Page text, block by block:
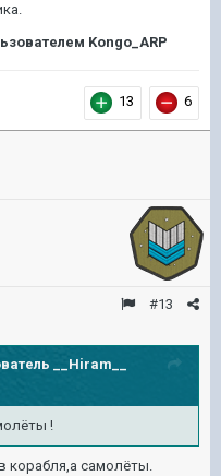
Kongo_ARP
13 6
#13
__Hiram__
!
корабля,а самолёты.